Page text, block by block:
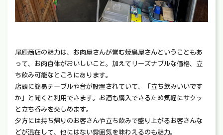
尾原商店の魅力は、お肉屋さんが営む焼鳥屋さんということもあ
って、お肉自体がおいしいこと。加えてリーズナブルな価格、立
ち飲み可能なところにあります。
店頭に簡易テーブルや台が設置されていて、「立ち飲みいいです
か」と聞くと利用できます。お酒も購入できるため気軽にサクッ
と立ち呑みを楽しめます。
夕方には持ち帰りのお客さんや立ち飲みで盛り上がるお客さんな
どが混在して、他にはない雰囲気を味わえるのも魅力。